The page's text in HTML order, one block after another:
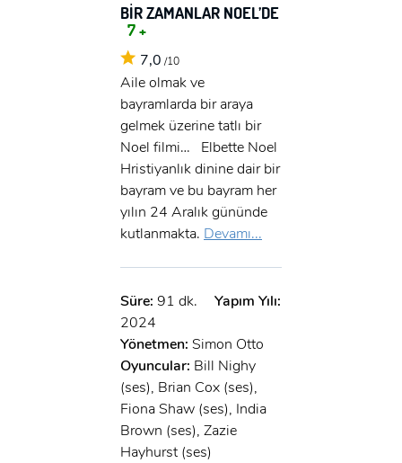
BİR ZAMANLAR NOEL’DE
7 +
7,0 /10
Aile olmak ve
bayramlarda bir araya
gelmek üzerine tatlı bir
Noel filmi… Elbette Noel
Hristiyanlık dinine dair bir
bayram ve bu bayram her
yılın 24 Aralık gününde
kutlanmakta. Devamı...
Süre: 91 dk.
Yapım Yılı:
2024
Yönetmen: Simon Otto
Oyuncular: Bill Nighy
(ses), Brian Cox (ses),
Fiona Shaw (ses), India
Brown (ses), Zazie
Hayhurst (ses)